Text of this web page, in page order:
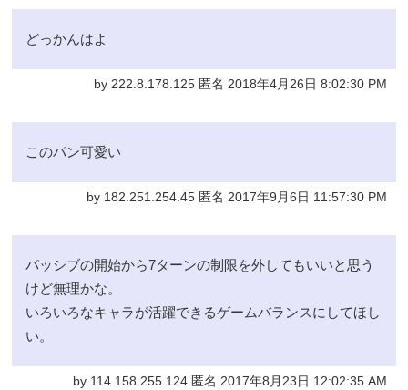
どっかんはよ
by 222.8.178.125 匿名 2018年4月26日 8:02:30 PM
このパン可愛い
by 182.251.254.45 匿名 2017年9月6日 11:57:30 PM
パッシブの開始から7ターンの制限を外してもいいと思う
けど無理かな。
いろいろなキャラが活躍できるゲームバランスにしてほし
い。
by 114.158.255.124 匿名 2017年8月23日 12:02:35 AM